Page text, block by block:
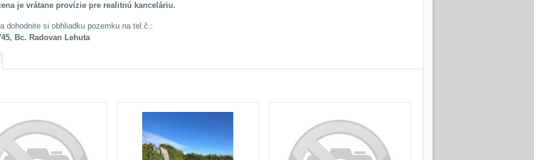
je vrátane provízie pre realitnú kanceláriu.
dohodnite si obhliadku pozemku na tel.č.:
Bc. Radovan Lehuta